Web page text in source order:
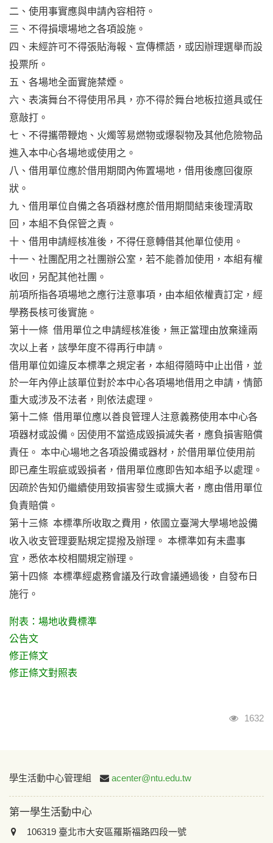
二、使用事實應與申請內容相符。
三、不得損壞場地之各項設施。
四、未經許可不得張貼海報、宣傳標語，或因辦理選舉而設
投票所。
五、各場地全面實施禁煙。
六、表演舞台不得使用吊具，亦不得於舞台地板拉道具或任
意敲打。
七、不得攜帶鞭炮、火燭等易燃物或爆裂物及其他危險物品
進入本中心各場地或使用之。
八、借用單位應於借用期間內佈置場地，借用後應回復原
狀。
九、借用單位自備之各項器材應於借用期間結束後理清取
回，本組不負保管之責。
十、借用申請經核准後，不得任意轉借其他單位使用。
十一、社團配用之社團辦公室，若不能善加使用，本組有權
收回，另配其他社團。
前項所指各項場地之應行注意事項，由本組依權責訂定，經
學務長核可後實施。
第十一條 借用單位之申請經核准後，無正當理由放棄達兩
次以上者，該學年度不得再行申請。
借用單位如違反本標準之規定者，本組得隨時中止出借，並
於一年內停止該單位對於本中心各項場地借用之申請，情節
重大或涉及不法者，則依法處理。
第十二條 借用單位應以善良管理人注意義務使用本中心各
項器材或設備。因使用不當造成毀損滅失者，應負損害賠償
責任。 本中心場地之各項設備或器材，於借用單位使用前
即已產生瑕疵或毀損者，借用單位應即告知本組予以處理。
因疏於告知仍繼續使用致損害發生或擴大者，應由借用單位
負責賠償。
第十三條 本標準所收取之費用，依國立臺灣大學場地設備
收入收支管理要點規定提撥及辦理。 本標準如有未盡事
宜，悉依本校相關規定辦理。
第十四條 本標準經處務會議及行政會議通過後，自發布日
施行。
附表：場地收費標準
公告文
修正條文
修正條文對照表
瀏覽人
1632
:::
學生活動中心管理組 acenter@ntu.edu.tw
第一學生活動中心
106319 臺北市大安區羅斯福路四段一號